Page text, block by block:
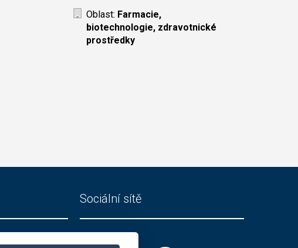
Oblast: Farmacie,
biotechnologie, zdravotnické
prostředky
Sociální sítě